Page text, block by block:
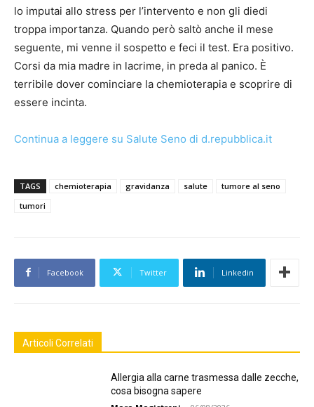
lo imputai allo stress per l’intervento e non gli diedi
troppa importanza. Quando però saltò anche il mese
seguente, mi venne il sospetto e feci il test. Era positivo.
Corsi da mia madre in lacrime, in preda al panico. È
terribile dover cominciare la chemioterapia e scoprire di
essere incinta.
Continua a leggere su Salute Seno di d.repubblica.it
TAGS chemioterapia gravidanza salute
tumore al seno
tumori
Facebook Twitter Linkedin
Articoli Correlati
Allergia alla carne trasmessa dalle zecche,
cosa bisogna sapere